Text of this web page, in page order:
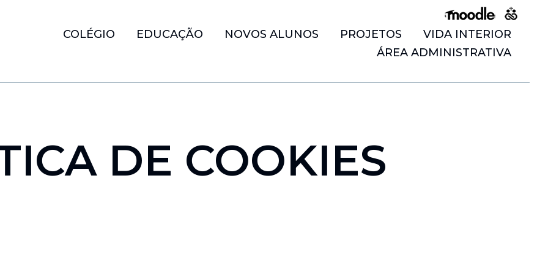
COLÉGIO EDUCAÇÃO NOVOS ALUNOS PROJETOS
VIDA INTERIOR
ÁREA ADMINISTRATIVA
DE COOKIES